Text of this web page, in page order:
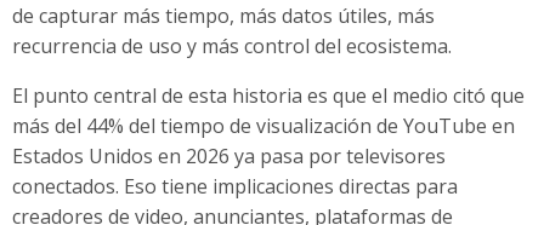
de capturar más tiempo, más datos útiles, más
recurrencia de uso y más control del ecosistema.
El punto central de esta historia es que el medio citó que
más del 44% del tiempo de visualización de YouTube en
Estados Unidos en 2026 ya pasa por televisores
conectados. Eso tiene implicaciones directas para
creadores de video, anunciantes, plataformas de